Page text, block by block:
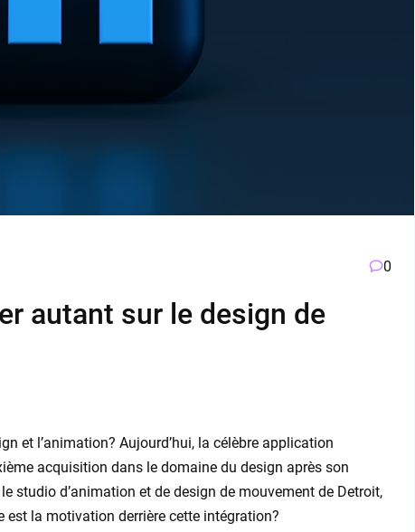
0
autant sur le design de
et l’animation? Aujourd’hui, la célèbre application
acquisition dans le domaine du design après son
studio d’animation et de design de mouvement de Detroit,
est la motivation derrière cette intégration?